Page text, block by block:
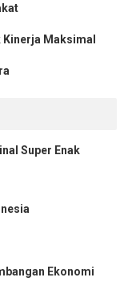
Kinerja Maksimal
Super Enak
Ekonomi